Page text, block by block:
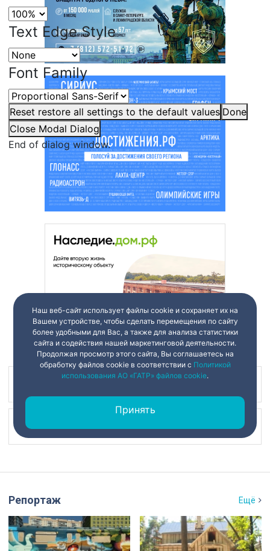
Text Edge Style
Font Family
Reset restore all settings to the default values Done
Close Modal Dialog
End of dialog window.
Наш канал в
Репортаж Ещё
Наш веб-сайт использует файлы cookie и сохраняет их на
Вашем устройстве, чтобы сделать перемещения по сайту
более удобными для Вас, а также для анализа статистики
сайта и содействия нашей маркетинговой деятельности.
Продолжая просмотр этого сайта, Вы соглашаетесь на
обработку файлов cookie в соответствии с Политикой
использования АО «ГАТР» файлов cookie.
Принять